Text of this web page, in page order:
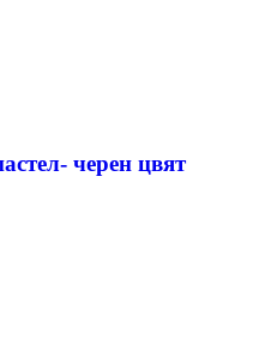
черен цвят